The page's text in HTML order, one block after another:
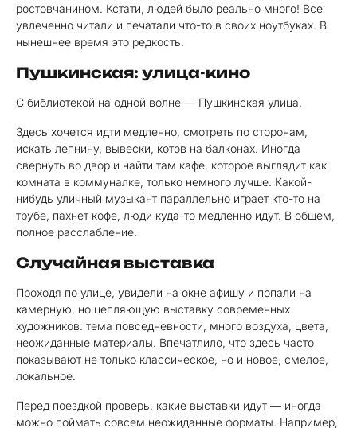
ростовчанином. Кстати, людей было реально много! Все
увлеченно читали и печатали что-то в своих ноутбуках. В
нынешнее время это редкость.
Пушкинская: улица-кино
С библиотекой на одной волне — Пушкинская улица.
Здесь хочется идти медленно, смотреть по сторонам,
искать лепнину, вывески, котов на балконах. Иногда
свернуть во двор и найти там кафе, которое выглядит как
комната в коммуналке, только немного лучше. Какой-
нибудь уличный музыкант параллельно играет кто-то на
трубе, пахнет кофе, люди куда-то медленно идут. В общем,
полное расслабление.
Случайная выставка
Проходя по улице, увидели на окне афишу и попали на
камерную, но цепляющую выставку современных
художников: тема повседневности, много воздуха, цвета,
неожиданные материалы. Впечатлило, что здесь часто
показывают не только классическое, но и новое, смелое,
локальное.
Перед поездкой проверь, какие выставки идут — иногда
можно поймать совсем неожиданные форматы. Например,